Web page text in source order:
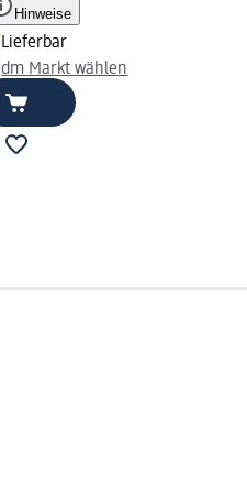
Hinweise
Lieferbar
dm Markt wählen